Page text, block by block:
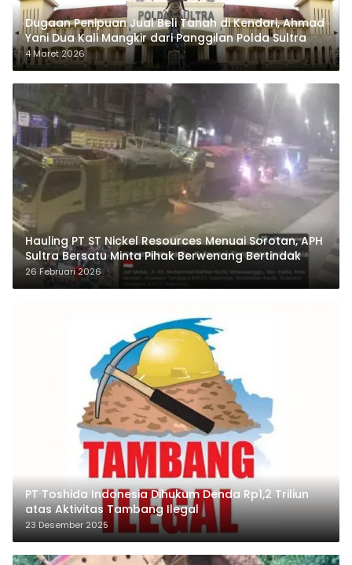
Dugaan Penipuan Jual Beli Tanah di Kendari, Ahmad
Yani Dua Kali Mangkir dari Panggilan Polda Sultra
4 Maret 2026
Hauling PT ST Nickel Resources Menuai Sorotan, APH
Sultra Bersatu Minta Pihak Berwenang Bertindak
26 Februari 2026
PT Toshida Indonesia Dihukum Denda Rp1,2 Triliun
atas Aktivitas Tambang Ilegal
23 Desember 2025